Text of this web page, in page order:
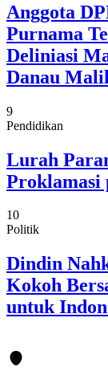
Anggota
Purnama
Deliniasi
Danau
9
Pendidikan
Lurah
Proklamasi
10
Politik
Dindin
Kokoh
untuk